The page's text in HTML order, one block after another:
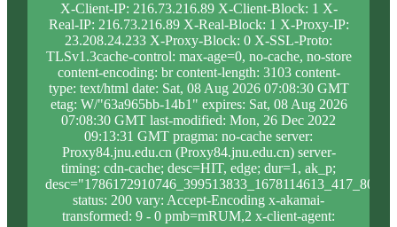
X-Client-IP: 216.73.216.89 X-Client-Block: 1 X-
Real-IP: 216.73.216.89 X-Real-Block: 1 X-Proxy-IP:
23.208.24.233 X-Proxy-Block: 0 X-SSL-Proto:
TLSv1.3cache-control: max-age=0, no-cache, no-store
content-encoding: br content-length: 3103 content-
type: text/html date: Sat, 08 Aug 2026 07:08:30 GMT
etag: W/"63a965bb-14b1" expires: Sat, 08 Aug 2026
07:08:30 GMT last-modified: Mon, 26 Dec 2022
09:13:31 GMT pragma: no-cache server:
Proxy84.jnu.edu.cn (Proxy84.jnu.edu.cn) server-
timing: cdn-cache; desc=HIT, edge; dur=1, ak_p;
status: 200 vary: Accept-Encoding x-akamai-
transformed: 9 - 0 pmb=mRUM,2 x-client-agent: